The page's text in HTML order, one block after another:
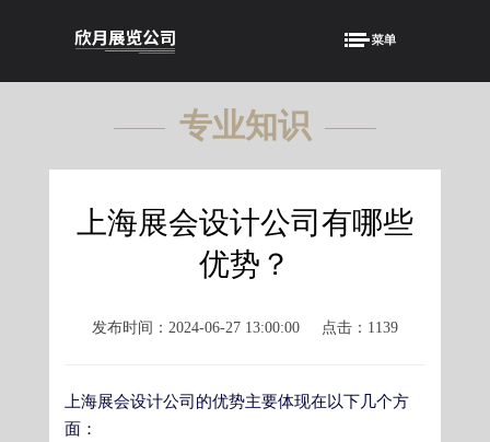
专业知识
KNOWLEDGE
上海展会设计公司有哪些
优势？
发布时间：2024-06-27 13:00:00 点击：1139
上海展会设计公司的优势主要体现在以下几个方
面：